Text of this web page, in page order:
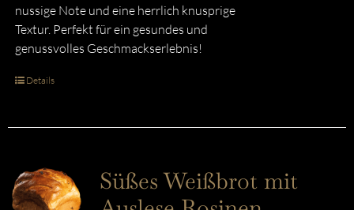
nussige Note und eine herrlich knusprige
Textur. Perfekt für ein gesundes und
genussvolles Geschmackserlebnis!
Details
Süßes Weißbrot mit